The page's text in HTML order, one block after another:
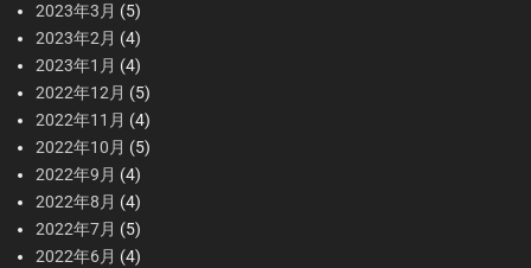
2023年3月 (5)
2023年2月 (4)
2023年1月 (4)
2022年12月 (5)
2022年11月 (4)
2022年10月 (5)
2022年9月 (4)
2022年8月 (4)
2022年7月 (5)
2022年6月 (4)